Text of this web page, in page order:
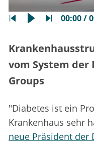
00:00 /
vom System der
Groups
"Diabetes ist ein
Krankenhaus sehr
neue Präsident der